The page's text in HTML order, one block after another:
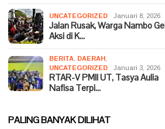
UNCATEGORIZED Januari 8, 2026
Jalan Rusak, Warga Nambo
Aksi di K…
BERITA DAERAH
UNCATEGORIZED
Januari 3, 2026
RTAR-V PMII UT, Tasya Aulia
Nafisa Terpi…
PALING BANYAK DILIHAT